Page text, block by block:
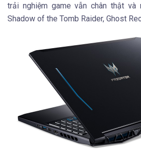
trải nghiệm game vẫn chân thật và
Shadow of the Tomb Raider, Ghost